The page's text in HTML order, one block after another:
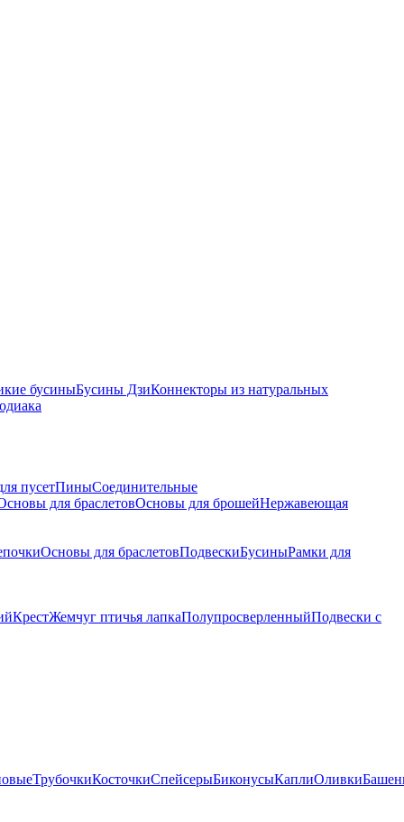
бусиныБусины ДзиКоннекторы из натуральных
пусетПиныСоединительные
для браслетовОсновы для брошейНержавеющая
Основы для браслетовПодвескиБусиныРамки для
КрестЖемчуг птичья лапкаПолупросверленныйПодвески с
ТрубочкиКосточкиСпейсерыБиконусыКаплиОливки